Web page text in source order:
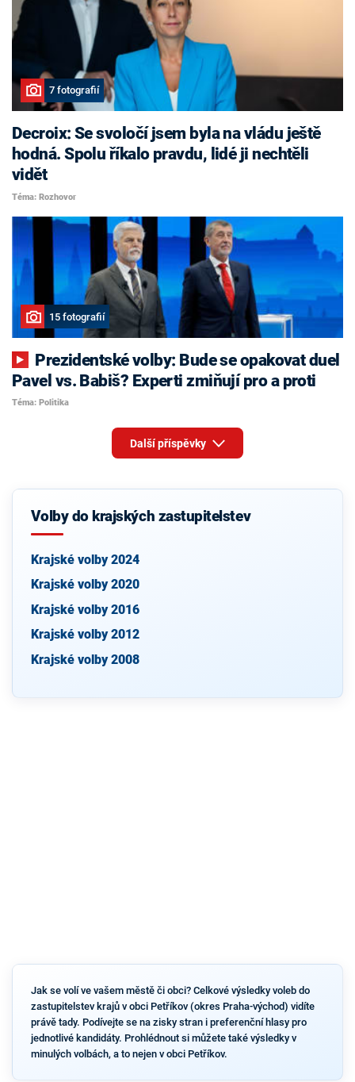
7 fotografií
Decroix: Se svoločí jsem byla na vládu ještě
hodná. Spolu říkalo pravdu, lidé ji nechtěli
vidět
Téma: Rozhovor
15 fotografií
Pavel vs. Babiš? Experti zmiňují pro a proti
Téma: Politika
Další příspěvky
Volby do krajských zastupitelstev
Krajské volby 2024
Krajské volby 2020
Krajské volby 2016
Krajské volby 2012
Krajské volby 2008
Jak se volí ve vašem městě či obci? Celkové výsledky voleb do
zastupitelstev krajů v obci Petříkov (okres Praha-východ) vidíte
právě tady. Podívejte se na zisky stran i preferenční hlasy pro
jednotlivé kandidáty. Prohlédnout si můžete také výsledky v
minulých volbách, a to nejen v obci Petříkov.